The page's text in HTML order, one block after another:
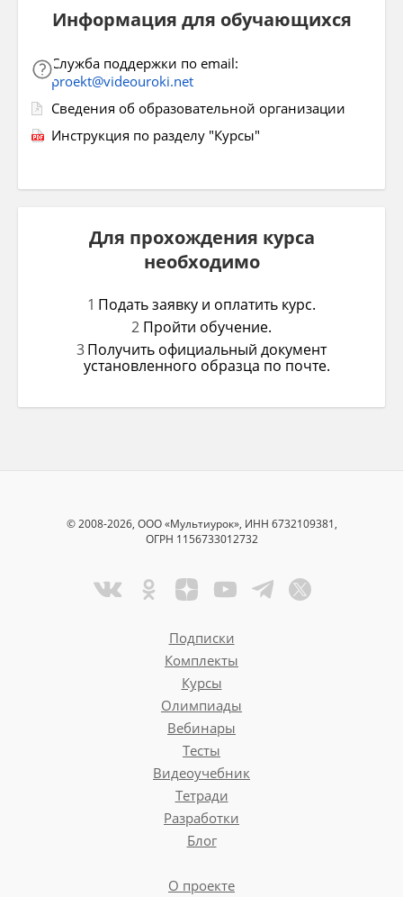
Информация для обучающихся
Служба поддержки по email:
proekt@videouroki.net
Сведения об образовательной организации
Инструкция по разделу "Курсы"
Для прохождения курса
необходимо
Подать заявку и оплатить курс.
Пройти обучение.
Получить официальный документ
установленного образца по почте.
© 2008-2026, ООО «Мультиурок», ИНН 6732109381,
ОГРН 1156733012732
Подписки
Комплекты
Курсы
Олимпиады
Вебинары
Тесты
Видеоучебник
Тетради
Разработки
Блог
О проекте